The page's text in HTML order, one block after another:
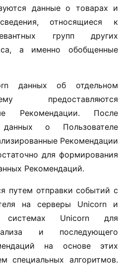
данные о товарах и
относящиеся к
групп других
а именно обобщенные
данных об отдельном
предоставляются
Рекомендации. После
о Пользователе
Рекомендации
для формирования
Рекомендаций.
путем отправки событий с
на серверы Unicorn и
системах Unicorn для
и последующего
на основе этих
специальных алгоритмов.